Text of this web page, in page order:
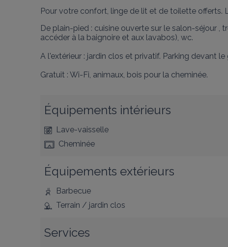
Pour votre confort, linge de lit et de toilette offerts.
De plain-pied : cuisine ouverte sur le salon-séjour ,
accéder à la baignoire et aux lavabos), wc.
A l'extérieur : jardin clos et privatif. Parking devant le
Gratuit : Wi-Fi, animaux, bois pour la cheminée.
Équipements intérieurs
Lave-vaisselle
Cheminée
Équipements extérieurs
Barbecue
Terrain / jardin clos
Services